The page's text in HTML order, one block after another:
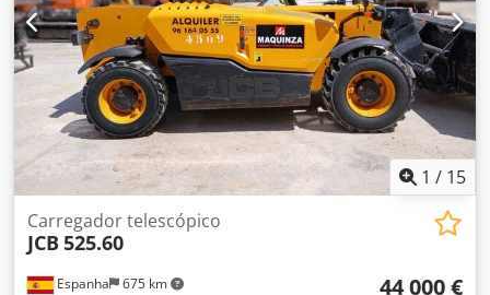
1 / 15
Espanha 675 km
Carregador telescópico
JCB 525.60
44 000 €